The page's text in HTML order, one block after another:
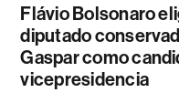
Flávio Bolsonaro
diputado
Gaspar como
vicepresidencia